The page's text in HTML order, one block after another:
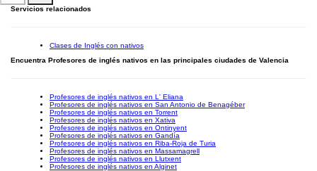
Servicios relacionados
Clases de Inglés con nativos
Encuentra Profesores de inglés nativos en las principales ciudades de Valencia
Profesores de inglés nativos en L' Eliana
Profesores de inglés nativos en San Antonio de Benagéber
Profesores de inglés nativos en Torrent
Profesores de inglés nativos en Xativa
Profesores de inglés nativos en Ontinyent
Profesores de inglés nativos en Gandía
Profesores de inglés nativos en Riba-Roja de Turia
Profesores de inglés nativos en Massamagrell
Profesores de inglés nativos en Llutxent
Profesores de inglés nativos en Alginet